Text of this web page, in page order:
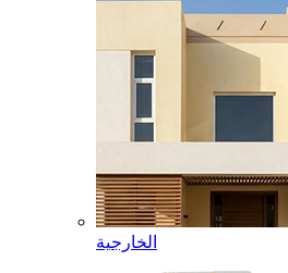
الخارجية